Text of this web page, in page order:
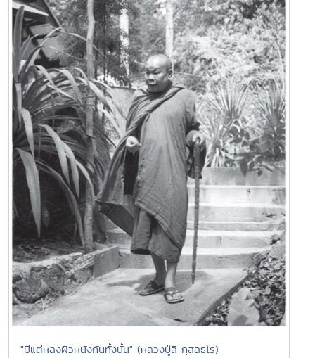
"มีแต่หลงผิวหนังกันทั้งนั้น" (หลวงปู่ลี กุสลธโร)